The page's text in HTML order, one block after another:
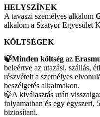
HELYSZÍNEK
A tavaszi személyes alkalom
alkalom a Szatyor Egyesület
KÖLTSÉGEK
🍃Minden költség az
beleértve az utazási, szállás,
részvételt a személyes
beszélgetés alkalmakon.
🍃A kiválasztás után
folyamatban és egy egyszeri,
biztosítani.